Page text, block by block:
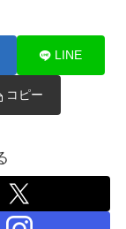
LINE
コピー